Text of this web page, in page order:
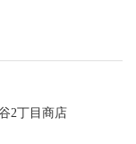
2丁目商店